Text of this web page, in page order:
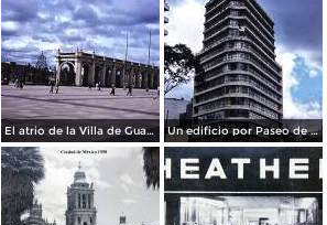
El atrio de la Villa de Guadalupe 1950. Un edificio por Paseo de La Reforma 1950